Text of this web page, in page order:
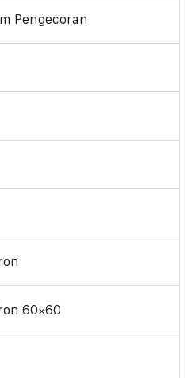
Pengecoran
60×60